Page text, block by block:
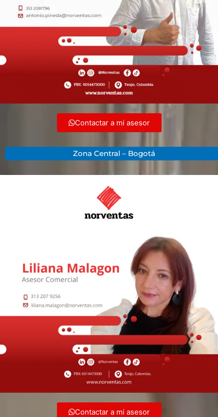
Contactar a mi asesor
Zona Central – Bogotá
Contactar a mi asesor